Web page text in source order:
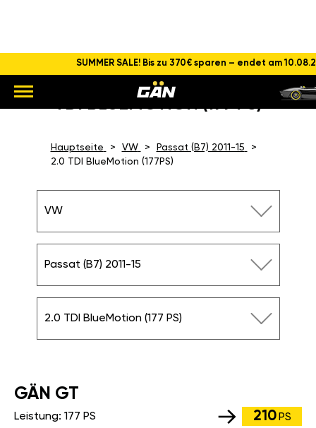
CHIPTUNING VW PASSAT 2.0
TDI BLUEMOTION (177 PS)
Hauptseite VW
Passat (B7) 2011-15
2.0 TDI BlueMotion (177PS)
VW
Passat (B7) 2011-15
2.0 TDI BlueMotion (177 PS)
GÄN GT
Leistung: 177 PS 210 PS